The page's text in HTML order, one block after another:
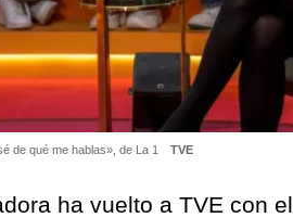
de qué me hablas», de La 1 TVE
ha vuelto a TVE con